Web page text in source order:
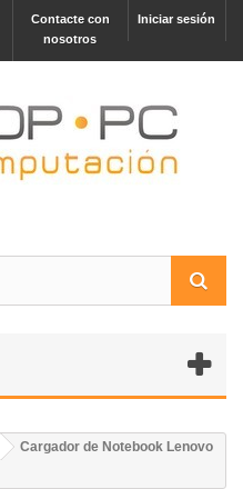
Iniciar sesión
Contacte con
nosotros
Cargador de Notebook Lenovo